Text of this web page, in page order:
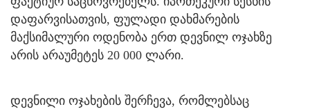
დაფარვისათვის, ფულადი დახმარების
მაქსიმალური ოდენობა ერთ დევნილ ოჯახზე
არის არაუმეტეს 20 000 ლარი.
დევნილი ოჯახების შერჩევა, რომლებსაც